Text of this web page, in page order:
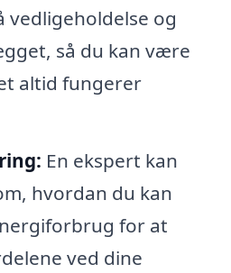
vedligeholdelse og
så du kan være
altid fungerer
En ekspert kan
hvordan du kan
for at
ved dine